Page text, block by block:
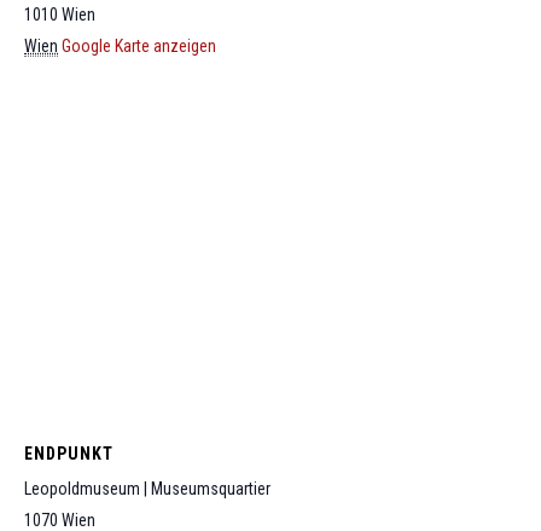
1010 Wien
Wien Google Karte anzeigen
ENDPUNKT
Leopoldmuseum | Museumsquartier
1070 Wien